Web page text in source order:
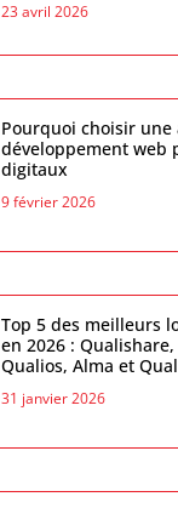
23 avril 2026
Pourquoi choisir une
développement web
digitaux
9 février 2026
Top 5 des meilleurs
en 2026 :
Qualios, Alma et
31 janvier 2026